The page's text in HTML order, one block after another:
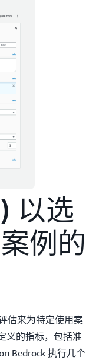
以选
例的
估来为特定使用案
义的指标，包括准
Bedrock 执行几个